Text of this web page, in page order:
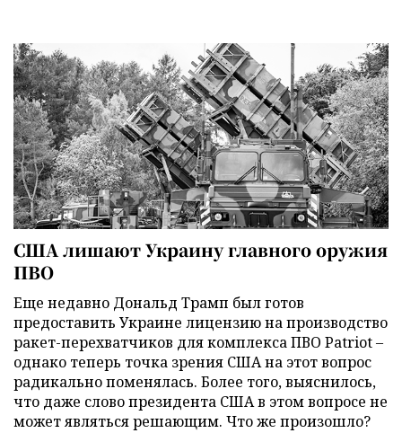
США лишают Украину главного оружия
ПВО
Еще недавно Дональд Трамп был готов
предоставить Украине лицензию на производство
ракет-перехватчиков для комплекса ПВО Patriot –
однако теперь точка зрения США на этот вопрос
радикально поменялась. Более того, выяснилось,
что даже слово президента США в этом вопросе не
может являться решающим. Что же произошло?